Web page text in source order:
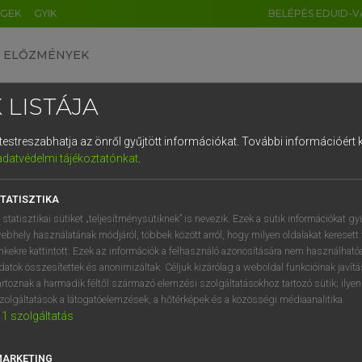
GYIK BELÉPÉS EDUID-
ELŐZMÉNYEK
szótár
VAN ELŐFIZETÉSED?
megtekintéséhez.
LISTÁJA
az önről gyűjtött információkat. További információért
tájékoztatónkat.
statisztikai sütiket „teljesítménysütiknek” is nevezik. Ezek a sütik információkat
használatának módjáról, többek között arról, hogy milyen oldalakat keresett
kattintott. Ezek az információk a felhasználó azonosítására nem
összesítettek és anonimizáltak. Céljuk kizárólag a weboldal funkcióinak
a harmadik féltől származó elemzési szolgáltatásokhoz tartozó sütik;
a látogatóelemzések, a hőtérképek és a közösségi médiaanalitika.
1 szolgáltatás
DE CN FR ES IT NL
1 2 3 4 5 6 7 8 9
q w e r t z u i
a s d f g h j k l é
í y x c v b n m , .